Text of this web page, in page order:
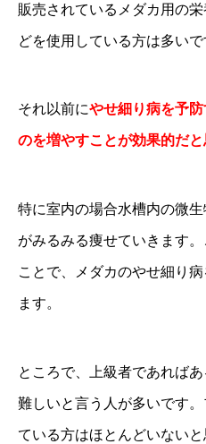
販売されているメダカ用の
どを使用している方は多いで
それ以前にやせ細り病を予
のを増やすことが効果的だと
特に室内の場合水槽内の微
がみるみる痩せていきます
ことで、メダカのやせ細り
ます。
ところで、上級者であれば
難しいと言う人が多いです
ている方はほとんどいないと